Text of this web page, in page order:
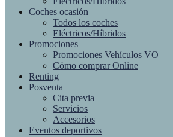
Coches ocasión
Todos los coches
Eléctricos/Híbridos
Promociones
Promociones Vehículos VO
Cómo comprar Online
Renting
Posventa
Cita previa
Servicios
Accesorios
Eventos deportivos